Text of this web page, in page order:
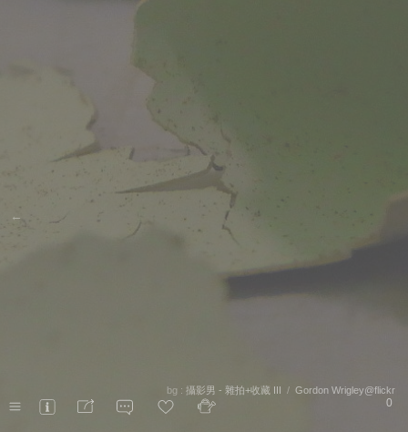
←
bg : 攝影男 - 雜拍+收藏 III / Gordon Wrigley@flickr
0